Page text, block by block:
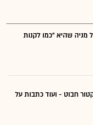
שהיא "כמו לקנות
חבוט - ועוד כתבות על